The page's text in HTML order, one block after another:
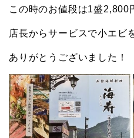
この時のお値段は1盛2,800
店長からサービスで小エビ
ありがとうございました！